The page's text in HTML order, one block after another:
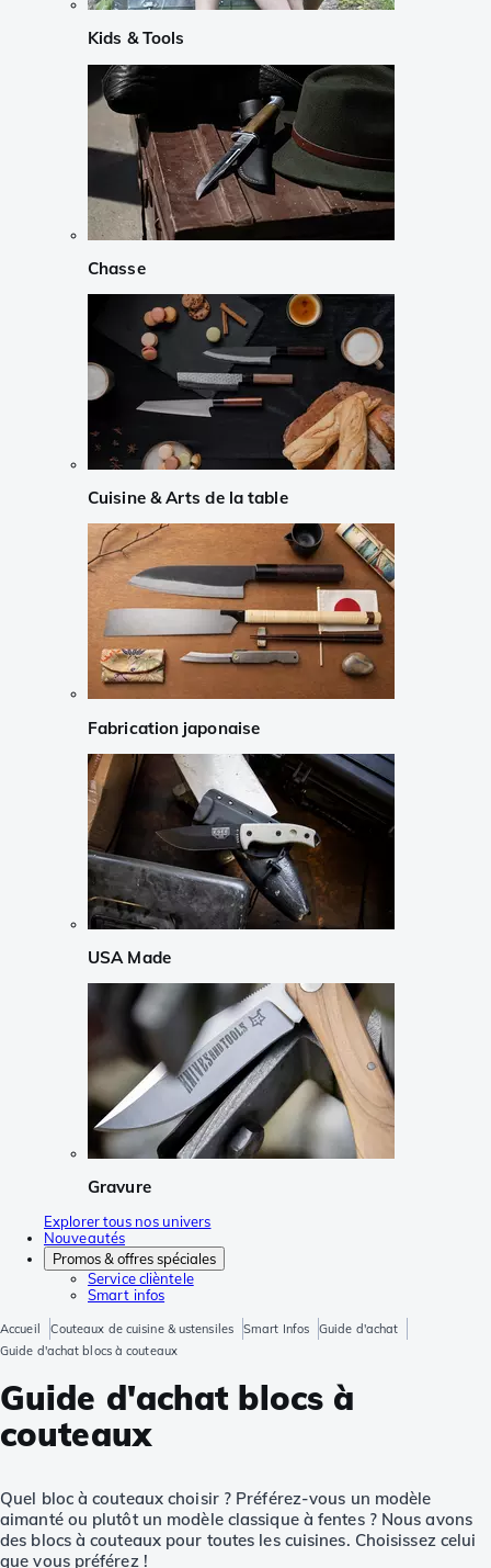
Kids & Tools
Chasse
Cuisine & Arts de la table
Fabrication japonaise
USA Made
Gravure
Explorer tous nos univers
Nouveautés
Promos & offres spéciales
Service clièntele
Smart infos
Accueil Couteaux de cuisine & ustensiles Smart Infos
Guide d'achat
Guide d'achat blocs à couteaux
Guide d'achat blocs à
couteaux
Quel bloc à couteaux choisir ? Préférez-vous un modèle
aimanté ou plutôt un modèle classique à fentes ? Nous avons
des blocs à couteaux pour toutes les cuisines. Choisissez celui
que vous préférez !